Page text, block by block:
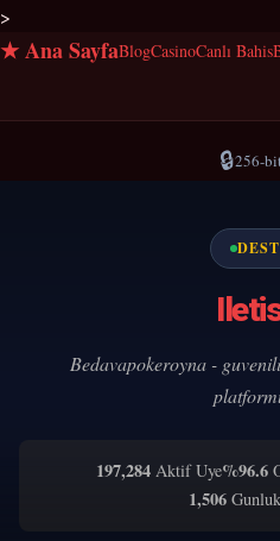
>
★ Ana SayfaBlogCasinoCanlı Bahis
🔒256-
Bedavapokeroyna -
197,284Aktif Uye%96.6
1,506